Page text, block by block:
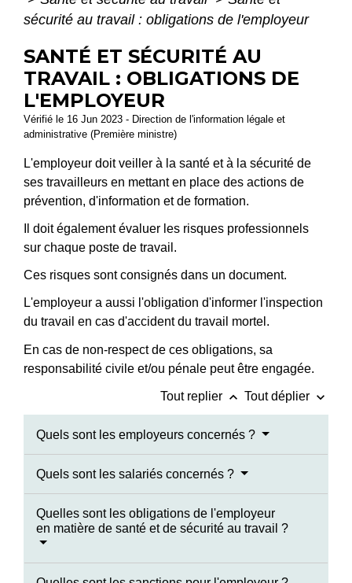
sécurité au travail : obligations de l'employeur
SANTÉ ET SÉCURITÉ AU
TRAVAIL : OBLIGATIONS DE
L'EMPLOYEUR
Vérifié le 16 Jun 2023 - Direction de l'information légale et
administrative (Première ministre)
L'employeur doit veiller à la santé et à la sécurité de
ses travailleurs en mettant en place des actions de
prévention, d'information et de formation.
Il doit également évaluer les risques professionnels
sur chaque poste de travail.
Ces risques sont consignés dans un document.
L'employeur a aussi l'obligation d'informer l'inspection
du travail en cas d'accident du travail mortel.
En cas de non-respect de ces obligations, sa
responsabilité civile et/ou pénale peut être engagée.
Tout replier keyboard_arrow_up Tout déplier keyboard_arrow_down
Quels sont les employeurs concernés ?
Quels sont les salariés concernés ?
Quelles sont les obligations de l'employeur
en matière de santé et de sécurité au travail ?